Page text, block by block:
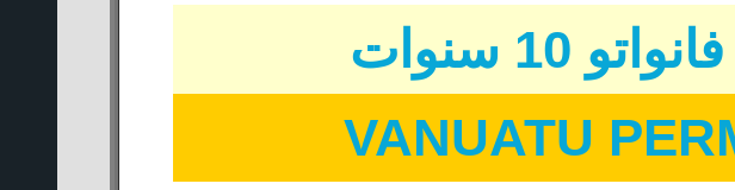
سنوات
VANUATU